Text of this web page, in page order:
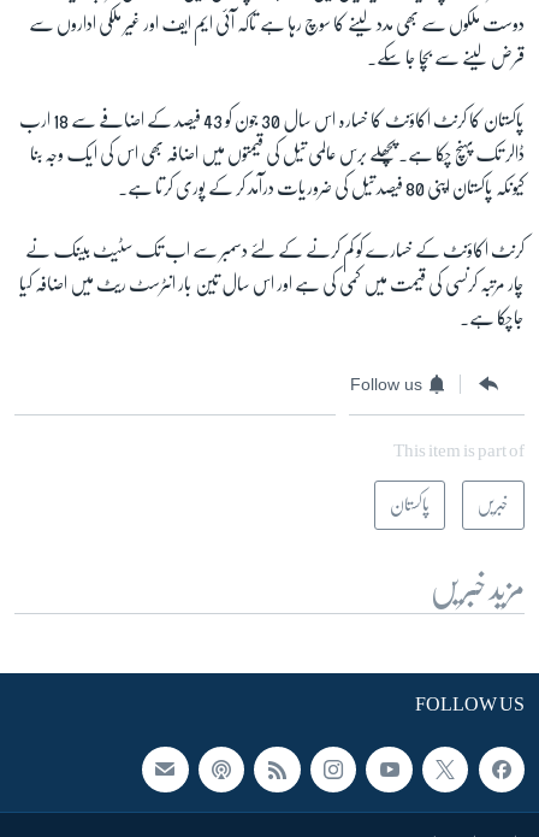
دوست ملکوں سے بھی مدد لینے کا سوچ رہا ہے تاکہ آئی ایم ایف اور غیر ملکی اداروں سے
قرض لینے سے بچا جا سکے۔
پاکستان کا کرنٹ اکاؤنٹ کا خسارہ اس سال 30 جون کو 43 فیصد کے اضافے سے 18 ارب
ڈالر تک پہنچ چکا ہے۔ پچھلے برس عالمی تیل کی قیمتوں میں اضافہ بھی اس کی ایک وجہ بنا
کیونکہ پاکستان اپنی 80 فیصد تیل کی ضروریات درآمد کر کے پوری کرتا ہے۔
کرنٹ اکاؤنٹ کے خسارے کو کم کرنے کے لئے دسمبر سے اب تک سٹیٹ بینک نے
چار مرتبہ کرنسی کی قیمت میں کمی کی ہے اور اس سال تین بار انٹرسٹ ریٹ میں اضافہ کیا
جاچکا ہے۔
Follow us
This item is part of
خبریں پاکستان
مزید خبریں
FOLLOW US